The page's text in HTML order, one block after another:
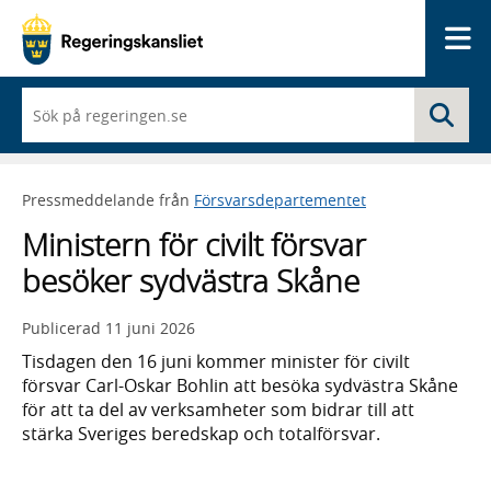
du
börjar
skriva
framträder
lista
med
sökförslag
Pressmeddelande från Försvarsdepartementet
Ministern för civilt försvar
besöker sydvästra Skåne
Publicerad 11 juni 2026
Tisdagen den 16 juni kommer minister för civilt
försvar Carl-Oskar Bohlin att besöka sydvästra Skåne
för att ta del av verksamheter som bidrar till att
stärka Sveriges beredskap och totalförsvar.